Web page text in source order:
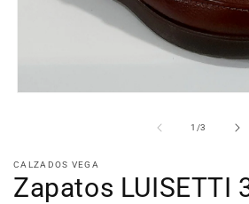
una
ventana
modal
1 /de
3
CALZADOS VEGA
Zapatos LUISETTI